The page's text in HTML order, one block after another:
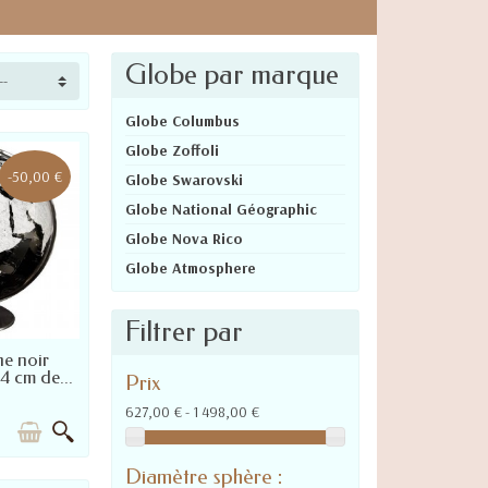
qualité qui ajoutent de l’éclat et
entier, quels que soient leurs domaines
a souhaité faire appel aux talents
proposées, en y intégrant un
de globe Swarovski, dont l’éclat
-50,00 €
POUR LA
noir
cm de...
Globe par marque
Globe Columbus
Globe Zoffoli
Globe Swarovski
Globe National Géographic
Globe Nova Rico
Globe Atmosphere
Filtrer par
Prix
627,00 € - 1 498,00 €
Diamètre sphère :